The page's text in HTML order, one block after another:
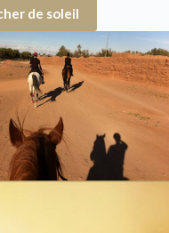
de soleil